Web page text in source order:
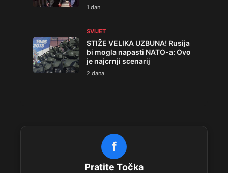
1 dan
SVIJET
STIŽE VELIKA UZBUNA! Rusija
bi mogla napasti NATO-a: Ovo
je najcrnji scenarij
2 dana
f
Pratite Točka